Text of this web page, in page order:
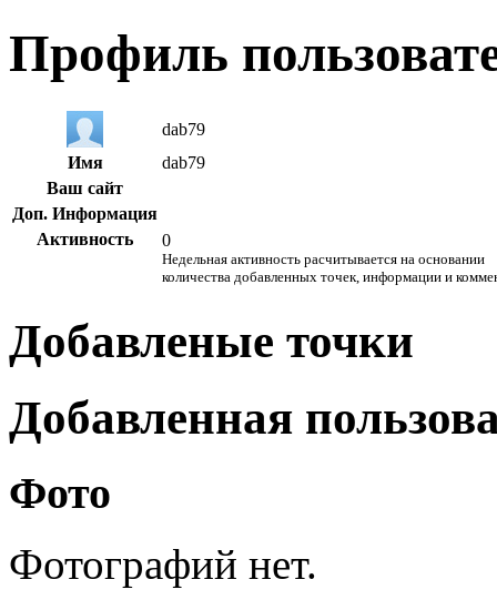
Профиль
dab79
Имя
dab79
Ваш сайт
Доп. Информация
Активность
0
Недельная активность расчитывается на основании
количества добавленных точек, информации и
Добавленые точки
Добавленная
Фото
Фотографий нет.